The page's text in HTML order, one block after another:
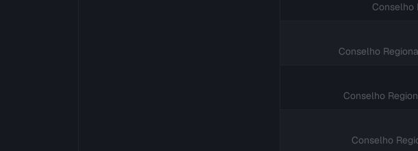
Conselho
Conselho
Conselho
Conselho